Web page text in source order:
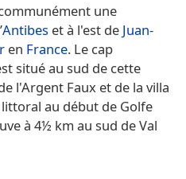
une
Antibes et à l'est de Juan-
en France. Le cap
situé au sud de cette
l'Argent Faux et de la villa
au début de Golfe
à 4½ km au sud de Val